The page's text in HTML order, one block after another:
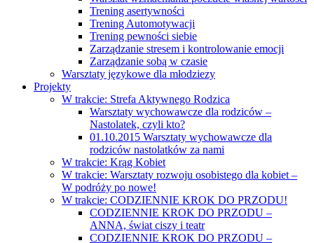
Trening asertywności
Trening Automotywacji
Trening pewności siebie
Zarządzanie stresem i kontrolowanie emocji
Zarządzanie sobą w czasie
Warsztaty językowe dla młodziezy
Projekty
W trakcie: Strefa Aktywnego Rodzica
Warsztaty wychowawcze dla rodziców –
Nastolatek, czyli kto?
01.10.2015 Warsztaty wychowawcze dla
rodziców nastolatków za nami
W trakcie: Krąg Kobiet
W trakcie: Warsztaty rozwoju osobistego dla kobiet –
W podróży po nowe!
W trakcie: CODZIENNIE KROK DO PRZODU!
CODZIENNIE KROK DO PRZODU –
ANNA, świat ciszy i teatr
CODZIENNIE KROK DO PRZODU –